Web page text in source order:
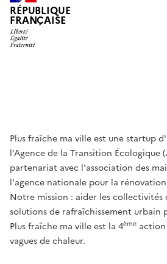
RÉPUBLIQUE
FRANÇAISE
Plus fraîche ma ville est une startup
l’Agence de la Transition Écologique
partenariat avec l'association des
l'agence nationale pour la
Notre mission : aider les collectivités
solutions de rafraîchissement urbain
Plus fraîche ma ville est la 4ème
vagues de chaleur.